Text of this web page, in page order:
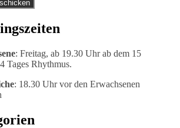
: Freitag, ab 19.30 Uhr ab dem 15
Tages Rhythmus.
: 18.30 Uhr vor den Erwachsenen